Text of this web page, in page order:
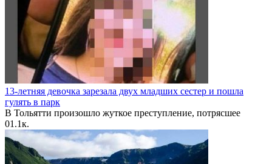
13-летняя девочка зарезала двух младших сестер и пошла
гулять в парк
В Тольятти произошло жуткое преступление, потрясшее
01.1к.